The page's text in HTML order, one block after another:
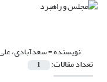
نویسنده =سعدآبادی،
تعداد مقالات: 1